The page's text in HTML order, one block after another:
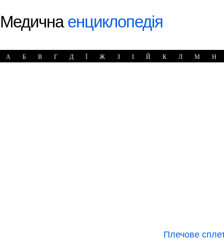
Медичнаенциклопедія
А Б В Г Д Ї Ж З І Й К Л М Н
Плечове